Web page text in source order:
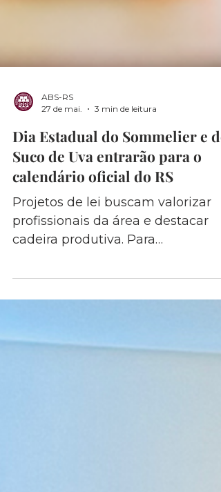
27 de mai.
3 min de leitura
Dia Estadual do Sommelier e do
Suco de Uva entrarão para o
calendário oficial do RS
Projetos de lei buscam valorizar
profissionais da área e destacar
Interessados em iniciar
qualificação ainda em 2026, curso
últimas semanas para inscrições